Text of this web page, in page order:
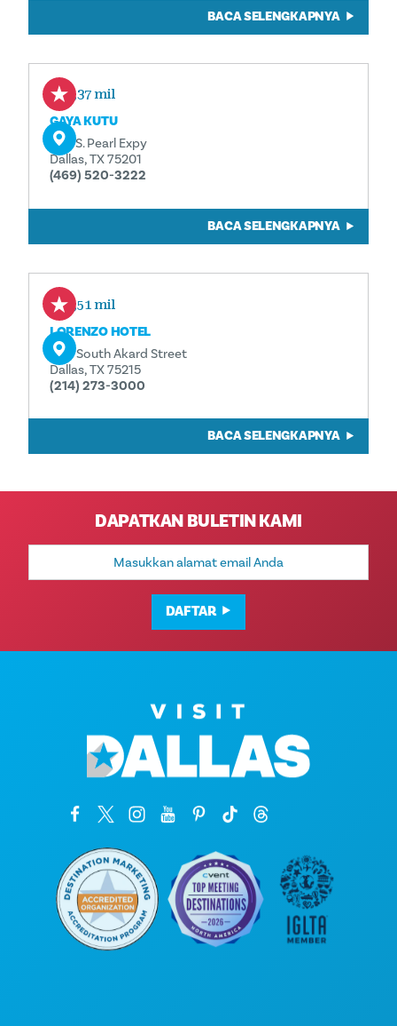
BACA SELENGKAPNYA
0,37 mil
GAYA KUTU
902 S. Pearl Expy
Dallas, TX 75201
(469) 520-3222
BACA SELENGKAPNYA
0,51 mil
LORENZO HOTEL
1011 South Akard Street
Dallas, TX 75215
(214) 273-3000
BACA SELENGKAPNYA
DAPATKAN BULETIN KAMI
Alamat
DAFTAR